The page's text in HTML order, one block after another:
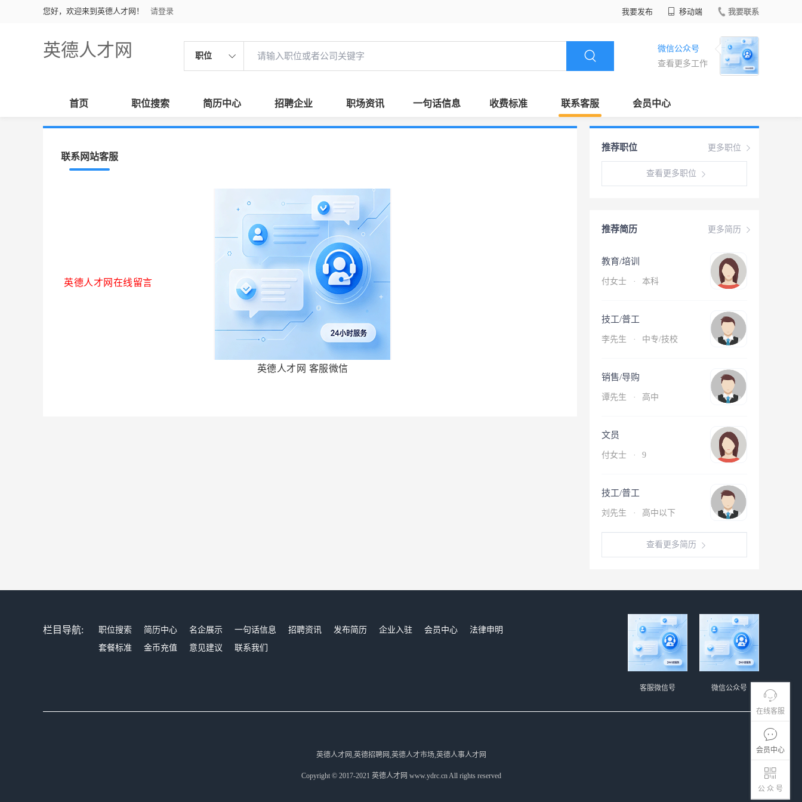
您好，欢迎来到英德人才网！ 请登录 我要发布 移动端 我要联系
英德人才网 职位
微信公众号
查看更多工作
首页 职位搜索 简历中心 招聘企业 职场资讯 一句话信息 收费标准 联系客服 会员中心
在线客服
会员中心
公 众 号
联系网站客服
英德人才网在线留言
英德人才网 客服微信
更多职位
推荐职位
查看更多职位
更多简历
推荐简历
教育/培训
付女士 · 本科
技工/普工
李先生 · 中专/技校
销售/导购
谭先生 · 高中
文员
付女士 · 9
技工/普工
刘先生 · 高中以下
查看更多简历
栏目导航: 职位搜索 简历中心 名企展示 一句话信息 招聘资讯 发布简历 企业入驻 会员中心
法律申明
套餐标准
金币充值 意见建议 联系我们
微信公众号
客服微信号
英德人才网,英德招聘网,英德人才市场,英德人事人才网
Copyright © 2017-2021 英德人才网 www.ydrc.cn All rights reserved